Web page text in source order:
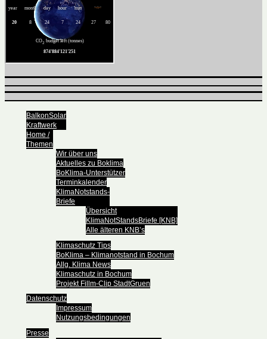
BalkonSolar
Kraftwerk
Home /
Themen
Wir über uns
Aktuelles zu Boklima
BoKlima-Unterstützer
Terminkalender
KlimaNotstands-
Briefe
Übersicht
KlimaNotStandsBriefe [KNB]
Alle älteren KNB’s
Klimaschutz Tips
BoKlima – Klimanotstand in Bochum
Allg. Klima News
Klimaschutz in Bochum
Projekt Fillm-Clip StadtGruen
Datenschutz
Impressum
Nutzungsbedingungen
Presse